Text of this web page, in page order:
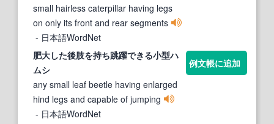
small hairless caterpillar having legs
on only its front and rear segments
- 日本語WordNet
肥大した後肢を持ち跳躍できる小型ハ
ムシ
any small leaf beetle having enlarged
hind legs and capable of jumping
- 日本語WordNet
例文帳に追加